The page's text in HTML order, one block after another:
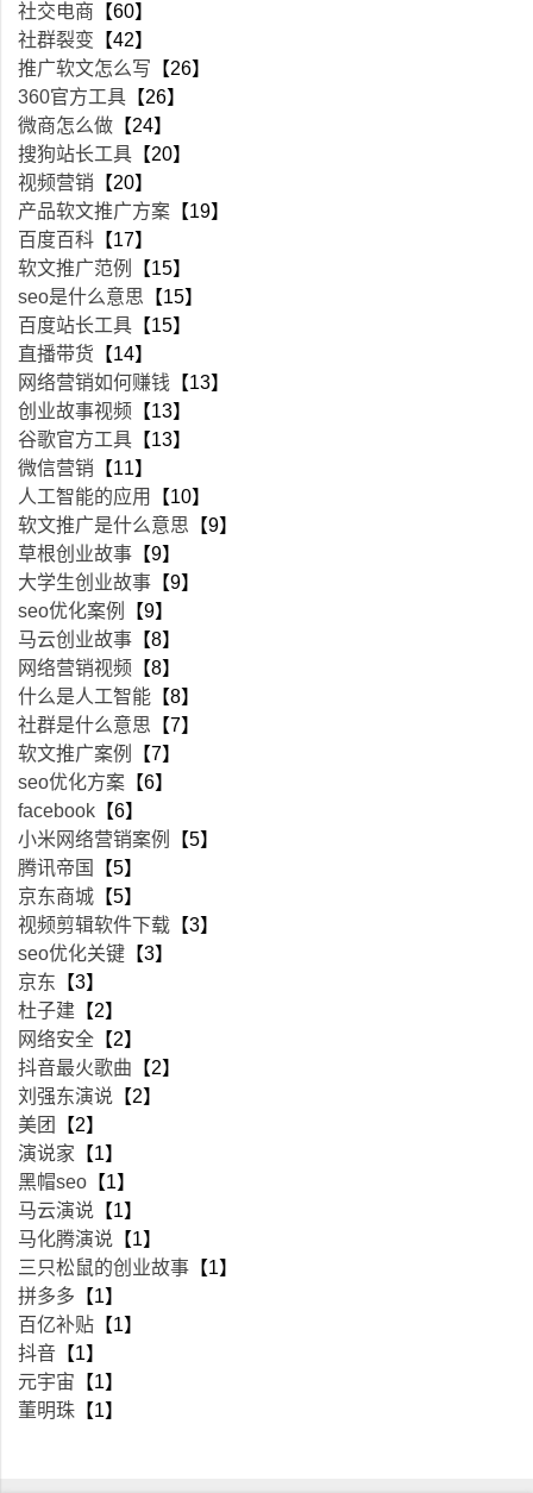
社交电商 【60】
社群裂变 【42】
推广软文怎么写 【26】
360官方工具 【26】
微商怎么做 【24】
搜狗站长工具 【20】
视频营销 【20】
产品软文推广方案 【19】
百度百科 【17】
软文推广范例
【15】
seo是什么意思 【15】
百度站长工具 【15】
直播带货 【14】
网络营销如何赚钱 【13】
创业故事视频 【13】
谷歌官方工具 【13】
微信营销 【11】
人工智能的应用
【10】
软文推广是什么意思 【9】
草根创业故事 【9】
大学生创业故事 【9】
seo优化案例
【9】
马云创业故事 【8】
网络营销视频 【8】
什么是人工智能 【8】
社群是什么意思 【7】
软文推广案例
【7】
seo优化方案 【6】
facebook 【6】
小米网络营销案例
【5】
腾讯帝国
【5】
京东商城 【5】
视频剪辑软件下载 【3】
seo优化关键 【3】
京东 【3】
杜子建 【2】
网络安全 【2】
抖音最火歌曲 【2】
刘强东演说 【2】
美团
【2】
演说家 【1】
黑帽seo 【1】
马云演说 【1】
马化腾演说 【1】
三只松鼠的创业故事 【1】
拼多多 【1】
百亿补贴 【1】
抖音 【1】
元宇宙 【1】
董明珠 【1】